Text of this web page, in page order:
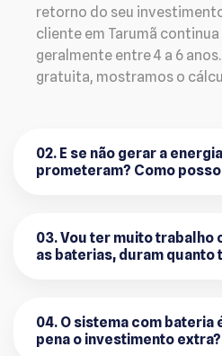
retorno do seu
cliente em Tarumã
geralmente entre 4 a 6
gratuita, mostramos o
02. E se não gerar a
prometeram? Como
03. Vou ter muito trabalho
as baterias, duram quanto
04. O sistema com bateria
pena o investimento extra?